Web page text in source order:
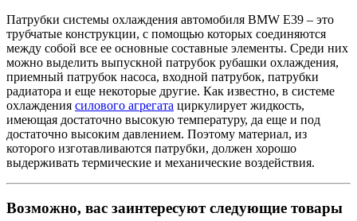
Патрубки системы охлаждения автомобиля BMW E39 – это
трубчатые конструкции, с помощью которых соединяются
между собой все ее основные составные элементы. Среди них
можно выделить выпускной патрубок рубашки охлаждения,
приемный патрубок насоса, входной патрубок, патрубки
радиатора и еще некоторые другие. Как известно, в системе
охлаждения силового агрегата циркулирует жидкость,
имеющая достаточно высокую температуру, да еще и под
достаточно высоким давлением. Поэтому материал, из
которого изготавливаются патрубки, должен хорошо
выдерживать термические и механические воздействия.
Возможно, вас заинтересуют следующие товары